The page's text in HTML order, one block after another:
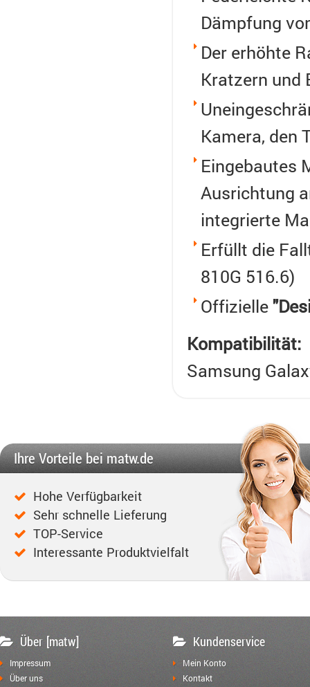
Dämpfung
Der erhöhte
Kratzern und
Kamera, den
Eingebautes
Ausrichtung
integrierte
Erfüllt die
810G 516.6)
Offizielle
Kompatibilität:
Samsung
Ihre Vorteile bei matw.de
Hohe Verfügbarkeit
Sehr schnelle Lieferung
TOP-Service
Interessante Produktvielfalt
Über [matw]
Impressum
Über uns
Kundenservice
Mein Konto
Kontakt